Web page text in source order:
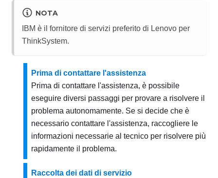
NOTA
IBM è il fornitore di servizi preferito di Lenovo per
ThinkSystem.
Prima di contattare l'assistenza
Prima di contattare l'assistenza, è possibile
eseguire diversi passaggi per provare a risolvere il
problema autonomamente. Se si decide che è
necessario contattare l'assistenza, raccogliere le
informazioni necessarie al tecnico per risolvere più
rapidamente il problema.
Raccolta dei dati di servizio